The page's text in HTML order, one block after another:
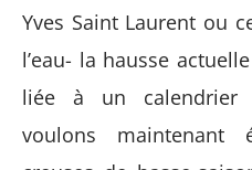
Yves Saint Laurent ou
l’eau- la hausse
liée à un calendrier
voulons maintenant